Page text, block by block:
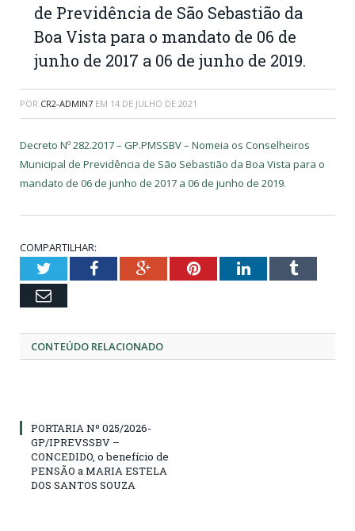
de Previdência de São Sebastião da
Boa Vista para o mandato de 06 de
junho de 2017 a 06 de junho de 2019.
POR CR2-ADMIN7 EM 14 DE JULHO DE 2021
Decreto Nº 282.2017 – GP.PMSSBV – Nomeia os Conselheiros
Municipal de Previdência de São Sebastião da Boa Vista para o
mandato de 06 de junho de 2017 a 06 de junho de 2019.
COMPARTILHAR:
TwitterFacebookGoogle+PinterestLinkedInTumblr
Email
CONTEÚDO RELACIONADO
PORTARIA Nº 025/2026-
GP/IPREVSSBV –
CONCEDIDO, o benefício de
PENSÃO a MARIA ESTELA
DOS SANTOS SOUZA